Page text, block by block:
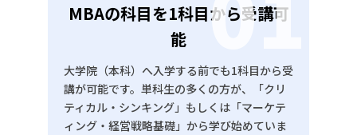
MBAの科目を1科目から受講可
能
大学院（本科）へ入学する前でも1科目から受
講が可能です。単科生の多くの方が、「クリ
ティカル・シンキング」もしくは「マーケテ
ィング・経営戦略基礎」から学び始めていま